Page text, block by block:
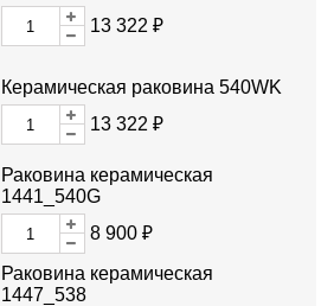
13 322 ₽
Керамическая раковина 540WK
13 322 ₽
Раковина керамическая
1441_540G
8 900 ₽
Раковина керамическая
1447_538